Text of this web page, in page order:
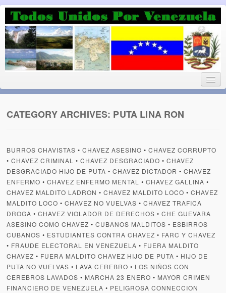
Luchando por la Democracia
Fuera el chavismo, la peor peste que le ha caido a esta tierra
¡Bienvenido!
Todos Unidos por Venezuela te da la bienvenida a éste nuestro
Blog. (Todos Unidos por Venezuela welcomes you to our Blog)
Acerca de este blog (About this Blog)
Artículos
El Tipo y los Rojos en Los Teques (The Jerk and the Reds in
Teques)
Hablé con Chavistas (I spoke with chavistas)
CATEGORY ARCHIVES: PUTA LINA RON
BURROS CHAVISTAS •CHAVEZ ASESINO •CHAVEZ CORRUPTO
•CHAVEZ CRIMINAL •CHAVEZ DESGRACIADO •CHAVEZ
DESGRACIADO HIJO DE PUTA •CHAVEZ DICTADOR •CHAVEZ
ENFERMO •CHAVEZ ENFERMO MENTAL •CHAVEZ GALLINA •
CHAVEZ MALDITO LADRON •CHAVEZ MALDITO LOCO •CHAVEZ
MALDITO LOCO •CHAVEZ NO VUELVAS •CHAVEZ TRAFICA
DROGA •CHAVEZ VIOLADOR DE DERECHOS •CHE GUEVARA
ASESINO COMO CHAVEZ •CUBANOS MALDITOS • ESBIRROS
CUBANOS • ESTUDIANTES CONTRA CHAVEZ • FARC Y CHAVEZ
• FRAUDE ELECTORAL EN VENEZUELA • FUERA MALDITO
CHAVEZ • FUERA MALDITO CHAVEZ HIJO DE PUTA • HIJO DE
PUTA NO VUELVAS • LAVA CEREBRO • LOS NIÑOS CON
CEREBROS LAVADOS • MARCHA 23 ENERO • MAYOR CRIMEN
FINANCIERO DE VENEZUELA • PELIGROSA CONNECCION